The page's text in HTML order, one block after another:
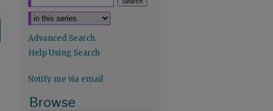
Advanced Search
Help Using Search
Notify me via email
Browse